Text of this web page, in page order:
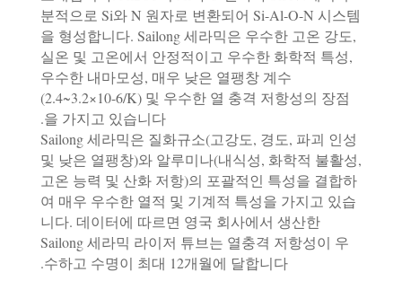
분적으로 Si와 N 원자로 변환되어 Si-Al-O-N 시스템
을 형성합니다. Sailong 세라믹은 우수한 고온 강도,
실온 및 고온에서 안정적이고 우수한 화학적 특성,
우수한 내마모성, 매우 낮은 열팽창 계수
(2.4~3.2×10-6/K) 및 우수한 열 충격 저항성의 장점
을 가지고 있습니다.
Sailong 세라믹은 질화규소(고강도, 경도, 파괴 인성
및 낮은 열팽창)와 알루미나(내식성, 화학적 불활성,
고온 능력 및 산화 저항)의 포괄적인 특성을 결합하
여 매우 우수한 열적 및 기계적 특성을 가지고 있습
니다. 데이터에 따르면 영국 회사에서 생산한
Sailong 세라믹 라이저 튜브는 열충격 저항성이 우
수하고 수명이 최대 12개월에 달합니다.